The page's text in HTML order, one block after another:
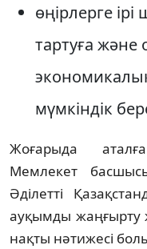
өңірлерге
тартуға және
мүмкіндік
Жоғарыда
Мемлекет
Әділетті
ауқымды жаңғырту
нақты нәтижесі